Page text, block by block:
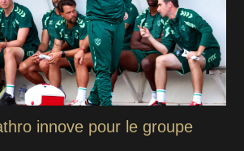
innove pour le groupe